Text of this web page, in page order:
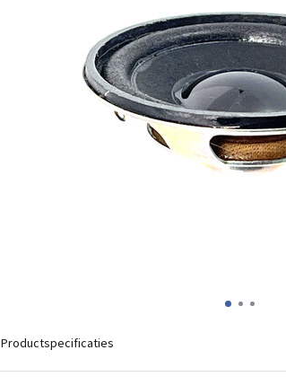
Productspecificaties